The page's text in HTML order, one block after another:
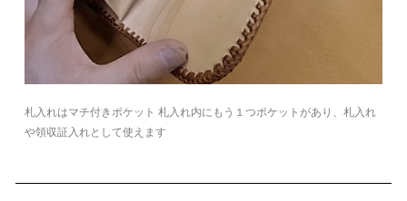
札入れはマチ付きポケット 札入れ内にもう１つポケットがあり、札入れ
や領収証入れとして使えます